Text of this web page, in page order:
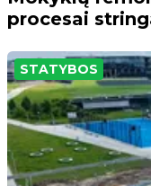
procesai
STATYBOS